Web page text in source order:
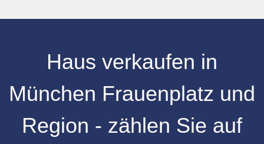
Haus verkaufen in
München Frauenplatz und
Region - zählen Sie auf